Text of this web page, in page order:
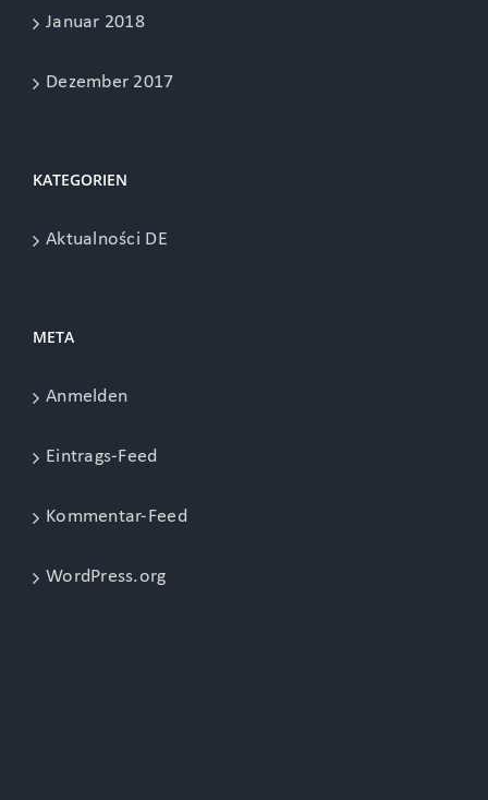
Januar 2018
Dezember 2017
KATEGORIEN
Aktualności DE
META
Anmelden
Eintrags-Feed
Kommentar-Feed
WordPress.org